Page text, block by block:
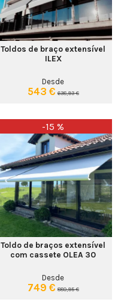
Toldos de braço extensível
ILEX
Desde
543 € 638,93 €
-15 %
Toldo de braços extensível
com cassete OLEA 30
Desde
749 € 880,95 €